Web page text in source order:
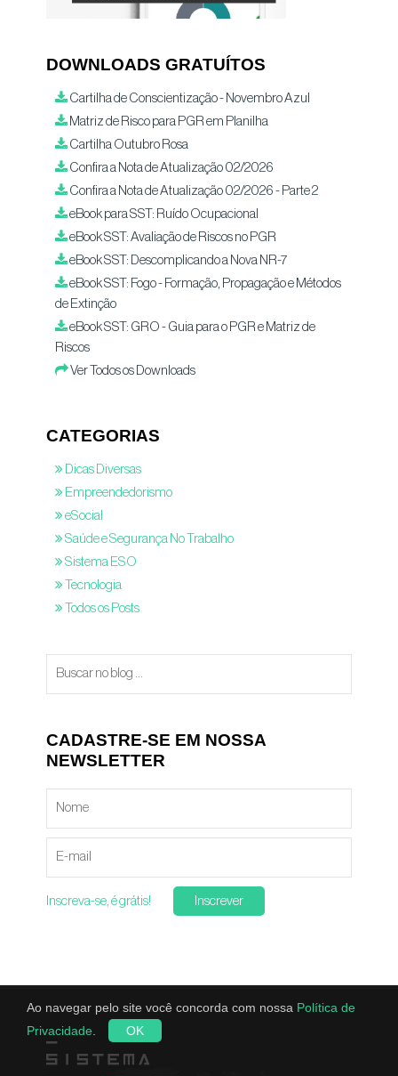
DOWNLOADS GRATUÍTOS
Cartilha de Conscientização - Novembro Azul
Matriz de Risco para PGR em Planilha
Cartilha Outubro Rosa
Confira a Nota de Atualização 02/2026
Confira a Nota de Atualização 02/2026 - Parte 2
eBook para SST: Ruído Ocupacional
eBook SST: Avaliação de Riscos no PGR
eBook SST: Descomplicando a Nova NR-7
eBook SST: Fogo - Formação, Propagação e Métodos
de Extinção
eBook SST: GRO - Guia para o PGR e Matriz de
Riscos
Ver Todos os Downloads
CATEGORIAS
Dicas Diversas
Empreendedorismo
eSocial
Saúde e Segurança No Trabalho
Sistema ESO
Tecnologia
Todos os Posts
CADASTRE-SE EM NOSSA
NEWSLETTER
Inscreva-se, é grátis! Inscrever
Ao navegar pelo site você concorda com nossa Política de
Privacidade. OK